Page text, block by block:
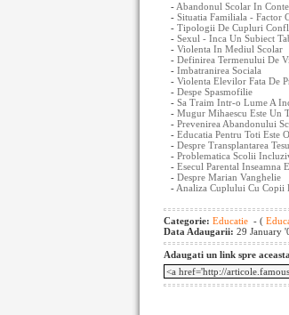
- Abandonul Scolar In
- Situatia Familiala - Factor
- Tipologii De Cupluri
- Sexul - Inca Un Subiect
- Violenta In Mediul Scolar
- Definirea Termenului De
- Imbatranirea Sociala
- Violenta Elevilor Fata De
- Despe Spasmofilie
- Sa Traim Intr-o Lume A
- Mugur Mihaescu Este Un
- Prevenirea Abandonului
- Educatia Pentru Toti Este
- Despre Transplantarea
- Problematica Scolii
- Esecul Parental Inseamna
- Despre Marian Vanghelie
- Analiza Cuplului Cu Copii
Categorie: Educatie - (
Data Adaugarii: 29 January
Adaugati un link spre